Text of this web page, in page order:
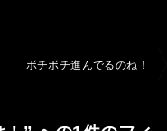
ボチボチ進んでるのね！